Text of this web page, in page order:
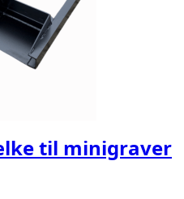
til minigraver